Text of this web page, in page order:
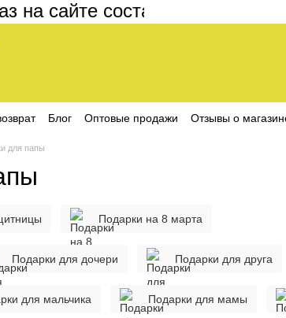
составляет 200 грн
Блог Оптовые продажи
Отзывы о
для папы
Подарки на 8 марта
Подарки для дочери Подарки для друга
для мальчика Подарки для мамы